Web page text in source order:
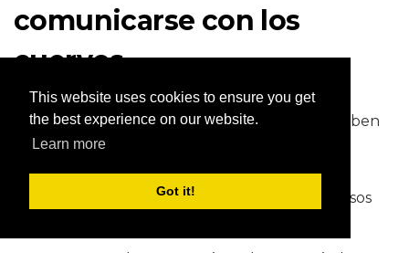
This website uses cookies to ensure you get
the best experience on our website.
Learn more
Got it!
comunicarse con los
cuervos
Aunque incluso los ornitólogos expertos no saben
exactamente cómo interpretar el canto de los
pájaros, aquí hay algunas pautas que pueden
ayudarlo a tener una idea general de lo que esos